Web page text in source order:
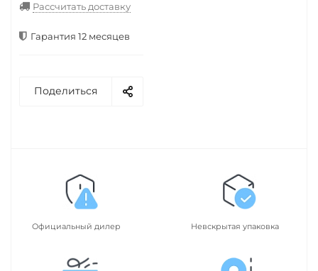
Рассчитать доставку
Гарантия 12 месяцев
Поделиться
Официальный дилер Невскрытая упаковка